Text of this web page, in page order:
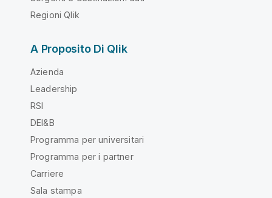
Regioni Qlik
A Proposito Di Qlik
Azienda
Leadership
RSI
DEI&B
Programma per universitari
Programma per i partner
Carriere
Sala stampa